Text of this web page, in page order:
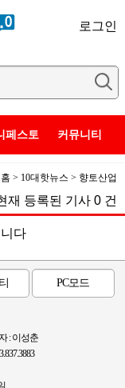
로그인
페스토 커뮤니티
> 10대핫뉴스 > 향토산업
재 등록된 기사 0 건
다
PC모드
: 이성춘